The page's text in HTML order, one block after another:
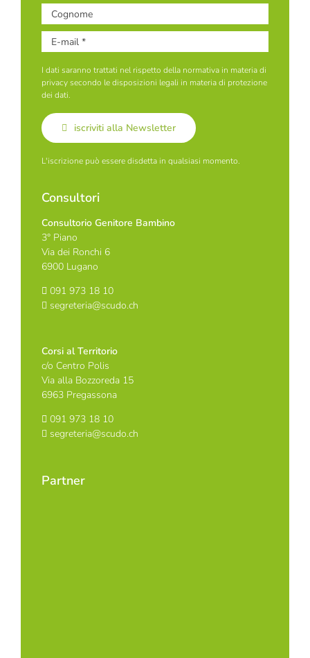
I dati saranno trattati nel rispetto della normativa in materia di
privacy secondo le disposizioni legali in materia di protezione
dei dati.
iscriviti alla Newsletter
L'iscrizione può essere disdetta in qualsiasi momento.
Consultori
Consultorio Genitore Bambino
3° Piano
Via dei Ronchi 6
6900 Lugano
091 973 18 10
segreteria@scudo.ch
Corsi al Territorio
c/o Centro Polis
Via alla Bozzoreda 15
6963 Pregassona
091 973 18 10
segreteria@scudo.ch
Partner